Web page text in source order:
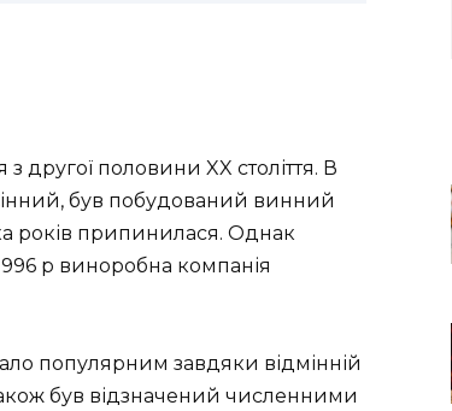
другої половини XX століття. В
був побудований винний
років припинилася. Однак
р виноробна компанія
популярним завдяки відмінній
був відзначений численними